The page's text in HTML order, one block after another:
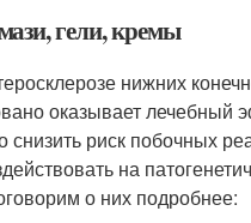
гели, кремы
нижних
оказывает лечебный
снизить риск побочных
на
о них подробнее: